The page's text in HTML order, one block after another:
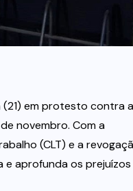
em protesto contra a
novembro. Com a
(CLT) e a
aprofunda os prejuízos